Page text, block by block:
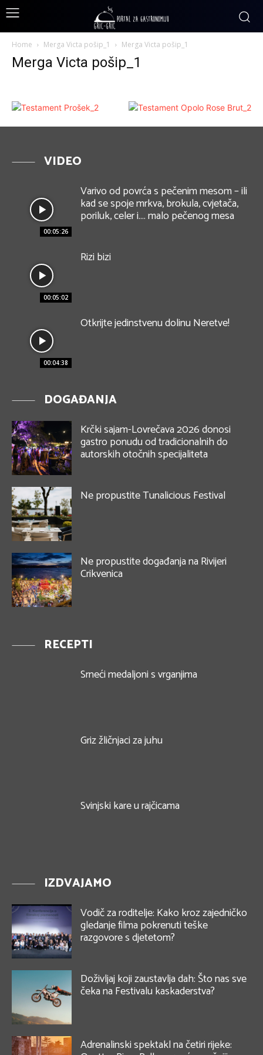
Home Merga Victa pošip_1 Merga Victa pošip_1
Merga Victa pošip_1
VIDEO
00:05:26
Varivo od povrća s pečenim mesom – ili
kad se spoje mrkva, brokula, cvjetača,
poriluk, celer i…. malo pečenog mesa
00:05:02
Rizi bizi
00:04:38
Otkrijte jedinstvenu dolinu Neretve!
DOGAĐANJA
Krčki sajam-Lovrečava 2026 donosi
gastro ponudu od tradicionalnih do
autorskih otočnih specijaliteta
Ne propustite Tunalicious Festival
Ne propustite događanja na Rivijeri
Crikvenica
RECEPTI
Srneći medaljoni s vrganjima
Griz žličnjaci za juhu
Svinjski kare u rajčicama
IZDVAJAMO
Vodič za roditelje: Kako kroz zajedničko
gledanje filma pokrenuti teške
razgovore s djetetom?
Doživljaj koji zaustavlja dah: Što nas sve
čeka na Festivalu kaskaderstva?
Adrenalinski spektakl na četiri rijeke: